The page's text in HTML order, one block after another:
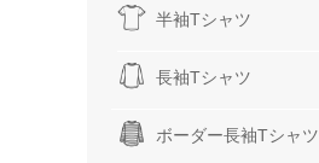
半袖Tシャツ
長袖Tシャツ
ボーダー長袖Tシャツ